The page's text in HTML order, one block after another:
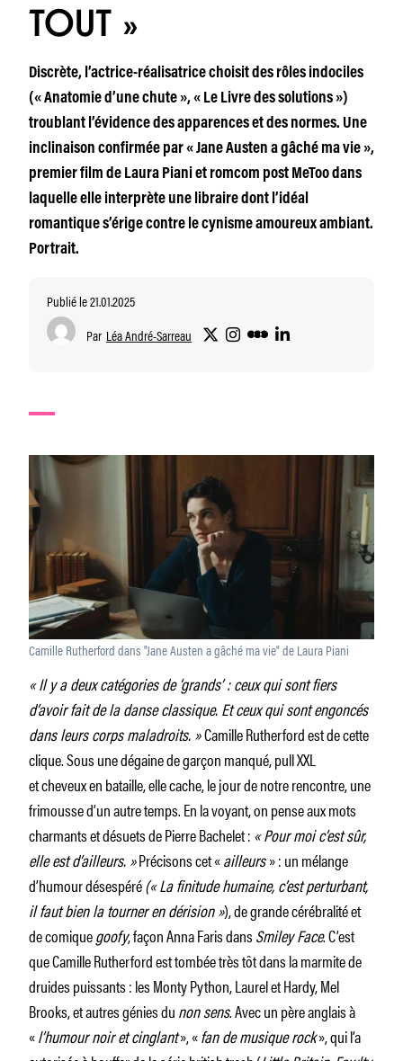
TOUT »
Discrète, l’actrice-réalisatrice choisit des rôles indociles
(« Anatomie d’une chute », « Le Livre des solutions »)
troublant l’évidence des apparences et des normes. Une
inclinaison confirmée par « Jane Austen a gâché ma vie »,
premier film de Laura Piani et romcom post MeToo dans
laquelle elle interprète une libraire dont l’idéal
romantique s’érige contre le cynisme amoureux ambiant.
Portrait.
Publié le 21.01.2025
Par Léa André-Sarreau
Camille Rutherford dans "Jane Austen a gâché ma vie" de Laura Piani
« Il y a deux catégories de ‘grands’ : ceux qui sont fiers
d’avoir fait de la danse classique. Et ceux qui sont engoncés
dans leurs corps maladroits. »Camille Rutherford est de cette
clique. Sous une dégaine de garçon manqué, pull XXL
et cheveux en bataille, elle cache, le jour de notre rencontre, une
frimousse d’un autre temps. En la voyant, on pense aux mots
charmants et désuets de Pierre Bachelet : « Pour moi c’est sûr,
elle est d’ailleurs. »Précisons cet «ailleurs» : un mélange
d’humour désespéré(« La finitude humaine, c’est perturbant,
il faut bien la tourner en dérision »), de grande cérébralité et
de comiquegoofy, façon Anna Faris dansSmiley Face. C’est
que Camille Rutherford est tombée très tôt dans la marmite de
druides puissants : les Monty Python, Laurel et Hardy, Mel
Brooks, et autres génies dunon sens. Avec un père anglais à
«l’humour noir et cinglant», «fan de musique rock», qui l’a